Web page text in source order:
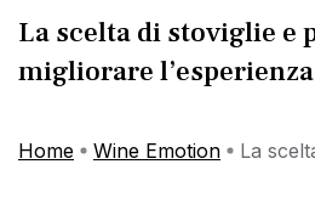
La scelta di stoviglie e
migliorare
Home Wine Emotion La